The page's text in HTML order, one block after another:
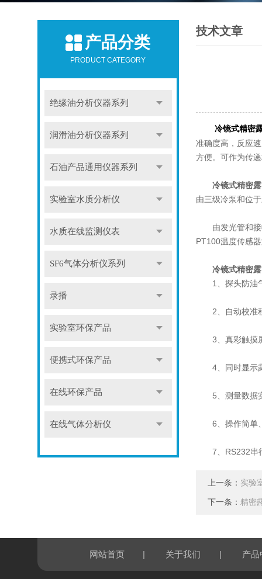
产品分类
PRODUCT CATEGORY
绝缘油分析仪器系列
润滑油分析仪器系列
石油产品通用仪器系列
实验室水质分析仪
水质在线监测仪表
SF6气体分析仪系列
录播
实验室环保产品
便携式环保产品
在线环保产品
在线气体分析仪
技术文章
冷镜式精密
准确度高，反应
方便。可作为传
冷镜式精密
由三级冷泵和位
由发光管和接收
PT100温度传感
冷镜式精密
1、探头防油
2、自动校准程
3、真彩触摸屏
4、同时显示露
5、测量数据
6、操作简单、
7、RS232串
上一条： 实验
下一条： 精密
网站首页 | 关于我们 | 产品